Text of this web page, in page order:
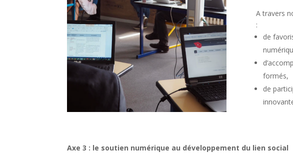
A travers
:
de
formés,
de
Axe 3 : le soutien numérique au développement du lien social